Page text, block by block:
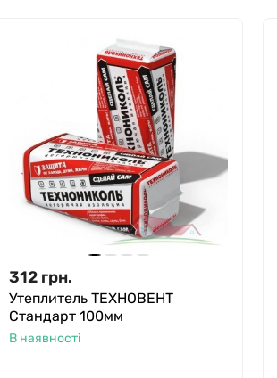
312 грн.
Утеплитель ТЕХНОВЕНТ
Стандарт 100мм
В наявності